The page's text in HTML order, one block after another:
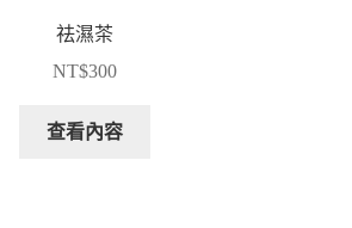
祛濕茶
NT$300
查看內容